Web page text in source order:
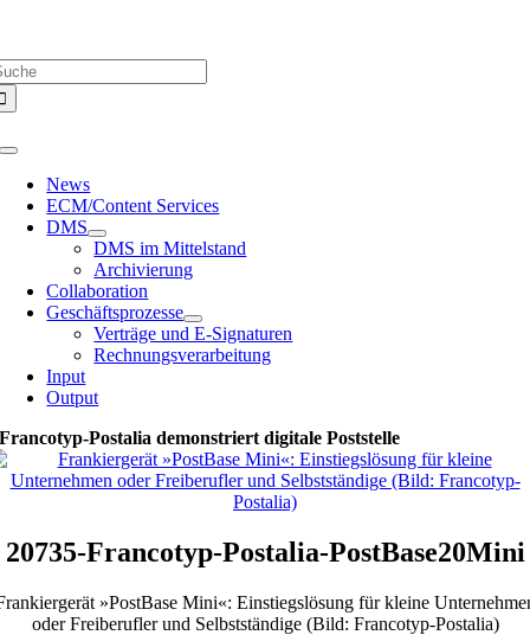
springen
Toggle
Navigation
News
ECM/Content Services
DMS
DMS im Mittelstand
Archivierung
Collaboration
Geschäftsprozesse
Verträge und E-Signaturen
Rechnungsverarbeitung
Input
Output
Francotyp-Postalia demonstriert digitale Poststelle
20735-Francotyp-Postalia-PostBase20Mini
»PostBase Mini«: Einstiegslösung für kleine
oder Freiberufler und Selbstständige (Bild: Francotyp-Postalia)